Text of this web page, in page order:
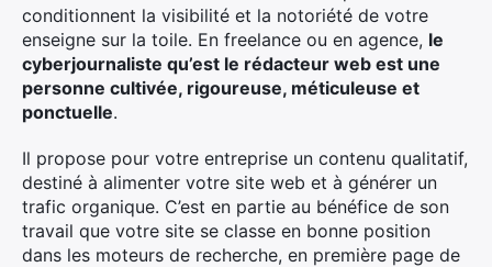
conditionnent la visibilité et la notoriété de votre
enseigne sur la toile. En freelance ou en agence, le
cyberjournaliste qu’est le rédacteur web est une
personne cultivée, rigoureuse, méticuleuse et
ponctuelle.
Il propose pour votre entreprise un contenu qualitatif,
destiné à alimenter votre site web et à générer un
trafic organique. C’est en partie au bénéfice de son
travail que votre site se classe en bonne position
dans les moteurs de recherche, en première page de
×